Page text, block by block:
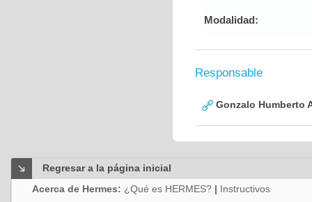
Modalidad:
Responsable
Gonzalo Humberto
Regresar a la página inicial
Acerca de Hermes: ¿Qué es HERMES? | Instructivos